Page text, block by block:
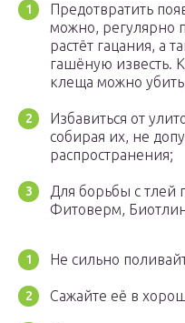
Предотвратить
можно, регулярно
растёт гацания, а
гашёную известь.
клеща можно
Избавиться от
собирая их, не
распространения;
Для борьбы с тлей
Фитоверм,
Не сильно
Сажайте её в